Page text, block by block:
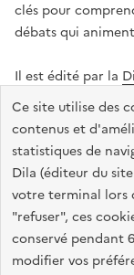
Ce site utilise des
contenus et
statistiques de
Dila (éditeur du
votre terminal lors
"refuser", ces
conservé pendant
modifier vos
clés pour
débats qui
Il est édité par la
administrative
legifrance.gouv.fr
service-
Accessibilité :